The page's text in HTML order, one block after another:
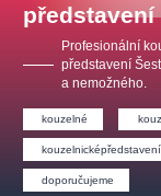
Profesionální
představení
a nemožného.
kouzelné
kouzelnicképředstavení
doporučujeme